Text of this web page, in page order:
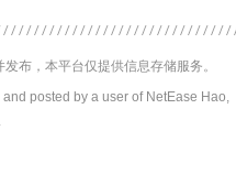
布，本平台仅提供信息存储服务。
posted by a user of NetEase Hao,